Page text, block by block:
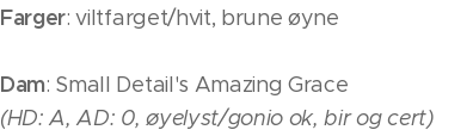
Farger: viltfarget/hvit, brune øyne
Dam: Small Detail's Amazing Grace
(HD: A, AD: 0, øyelyst/gonio ok, bir og cert)